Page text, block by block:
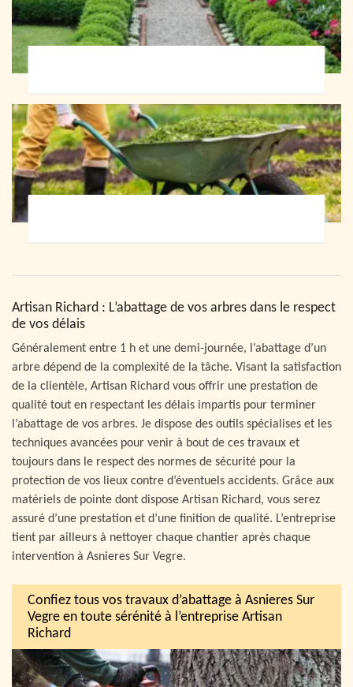
Artisan Richard : L’abattage de vos arbres dans le respect
de vos délais
Généralement entre 1 h et une demi-journée, l’abattage d’un
arbre dépend de la complexité de la tâche. Visant la satisfaction
de la clientèle, Artisan Richard vous offrir une prestation de
qualité tout en respectant les délais impartis pour terminer
l’abattage de vos arbres. Je dispose des outils spécialises et les
techniques avancées pour venir à bout de ces travaux et
toujours dans le respect des normes de sécurité pour la
protection de vos lieux contre d’éventuels accidents. Grâce aux
matériels de pointe dont dispose Artisan Richard, vous serez
assuré d’une prestation et d’une finition de qualité. L’entreprise
tient par ailleurs à nettoyer chaque chantier après chaque
intervention à Asnieres Sur Vegre.
Confiez tous vos travaux d’abattage à Asnieres Sur
Vegre en toute sérénité à l’entreprise Artisan
Richard